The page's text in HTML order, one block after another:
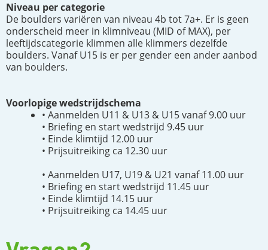
Niveau per categorie
De boulders variëren van niveau 4b tot 7a+. Er is geen
onderscheid meer in klimniveau (MID of MAX), per
leeftijdscategorie klimmen alle klimmers dezelfde
boulders. Vanaf U15 is er per gender een ander aanbod
van boulders.
Voorlopigewedstrijdschema
• Aanmelden U11 & U13 & U15 vanaf 9.00 uur
• Briefing en start wedstrijd 9.45 uur
• Einde klimtijd 12.00 uur
• Prijsuitreiking ca 12.30 uur
• Aanmelden U17, U19 & U21 vanaf 11.00 uur
• Briefing en start wedstrijd 11.45 uur
• Einde klimtijd 14.15 uur
• Prijsuitreiking ca 14.45 uur